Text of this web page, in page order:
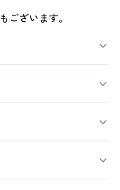
もございます。